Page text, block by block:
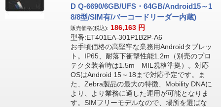
D Q-6690/6GB/UFS・64GB/Android15～1
8/8型/SIM有/バーコードリーダー内蔵)
販売価格(税込): 186,163 円
型番:ET401EA-301P1B2P-A6
お手頃価格の高堅牢な業務用Androidタブレッ
ト。IP65、耐落下衝撃性能1.2m（別売のプロ
テクタ装着時は1.5m MIL規格準拠）。対応
OSはAndroid 15～18まで対応予定です。ま
た、Zebra製品の最大の特徴、Mobility DNAに
より、より業務に適した運用が可能となりま
す。SIMフリーモデルなので、場所を選ばな